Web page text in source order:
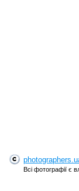
Всі фотографії є